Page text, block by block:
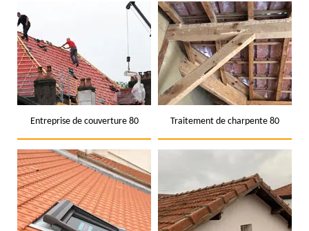
Entreprise de couverture 80 Traitement de charpente 80